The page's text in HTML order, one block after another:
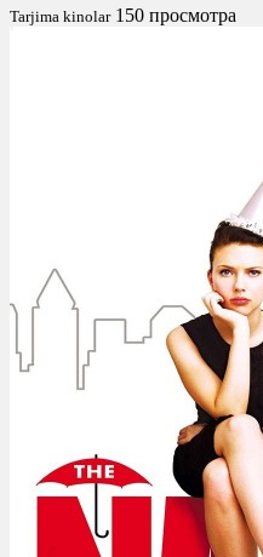
Tarjima kinolar 150 просмотра